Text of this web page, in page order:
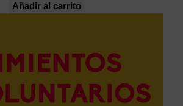
Añadir al carrito